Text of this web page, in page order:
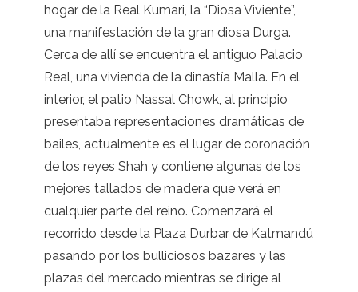
hogar de la Real Kumari, la “Diosa Viviente”,
una manifestación de la gran diosa Durga.
Cerca de allí se encuentra el antiguo Palacio
Real, una vivienda de la dinastía Malla. En el
interior, el patio Nassal Chowk, al principio
presentaba representaciones dramáticas de
bailes, actualmente es el lugar de coronación
de los reyes Shah y contiene algunas de los
mejores tallados de madera que verá en
cualquier parte del reino. Comenzará el
recorrido desde la Plaza Durbar de Katmandú
pasando por los bulliciosos bazares y las
plazas del mercado mientras se dirige al